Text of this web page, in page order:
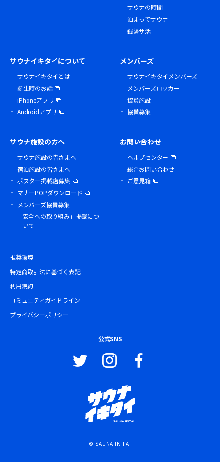
サウナの時間
泊まってサウナ
銭湯サ活
サウナイキタイについて
サウナイキタイとは
誕生時のお話
iPhoneアプリ
Androidアプリ
メンバーズ
サウナイキタイメンバーズ
メンバーズロッカー
協賛施設
協賛募集
サウナ施設の方へ
サウナ施設の皆さまへ
宿泊施設の皆さまへ
ポスター掲載店募集
マナーPOPダウンロード
メンバーズ協賛募集
「安全への取り組み」掲載につ
いて
お問い合わせ
ヘルプセンター
総合お問い合わせ
ご意見箱
推奨環境
特定商取引法に基づく表記
利用規約
コミュニティガイドライン
プライバシーポリシー
公式SNS
© SAUNA IKITAI